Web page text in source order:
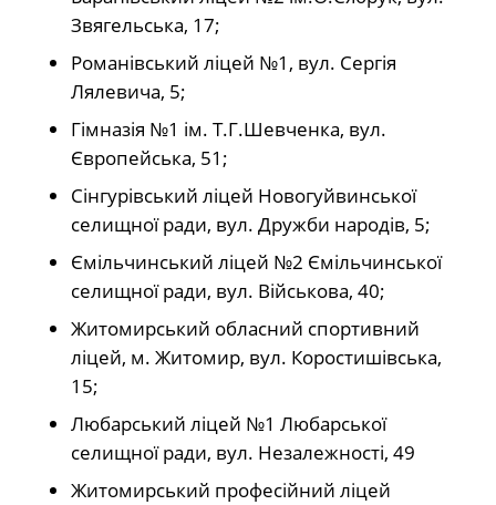
Звягельська, 17;
Романівський ліцей №1, вул. Сергія
Лялевича, 5;
Гімназія №1 ім. Т.Г.Шевченка, вул.
Європейська, 51;
Сінгурівський ліцей Новогуйвинської
селищної ради, вул. Дружби народів, 5;
Ємільчинський ліцей №2 Ємільчинської
селищної ради, вул. Військова, 40;
Житомирський обласний спортивний
ліцей, м. Житомир, вул. Коростишівська,
15;
Любарський ліцей №1 Любарської
селищної ради, вул. Незалежності, 49
Житомирський професійний ліцей